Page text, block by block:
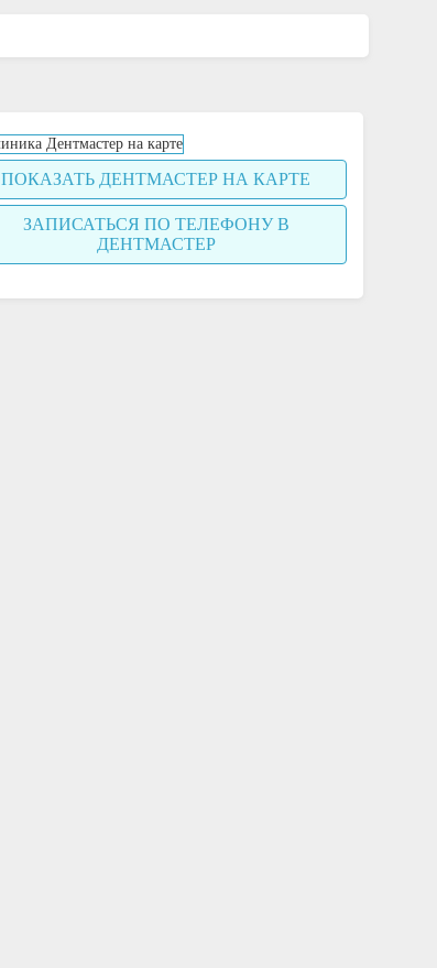
ПОКАЗАТЬ ДЕНТМАСТЕР НА КАРТЕ
ЗАПИСАТЬСЯ ПО ТЕЛЕФОНУ В
ДЕНТМАСТЕР